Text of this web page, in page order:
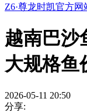
Z6·尊龙时凯官方网
越南巴沙
大规格鱼
2026-05-11 20:50
分享: